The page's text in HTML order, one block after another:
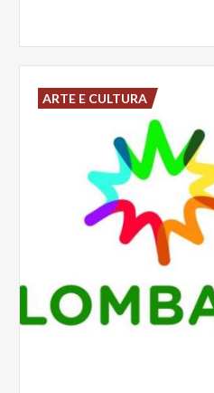
ARTE E CULTURA